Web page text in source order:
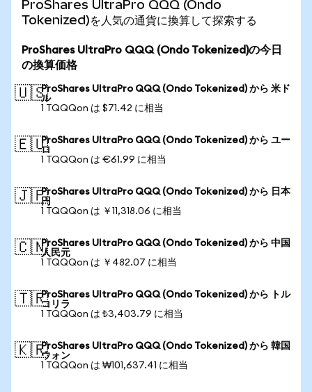
ProShares UltraPro QQQ (Ondo
Tokenized)を人気の通貨に換算して探索する
ProShares UltraPro QQQ (Ondo Tokenized)の今日
の換算価格
🇺🇸ProShares UltraPro QQQ (Ondo Tokenized) から 米ド
ル
1 TQQQon は $71.42 に相当
🇪🇺ProShares UltraPro QQQ (Ondo Tokenized) から ユー
ロ
1 TQQQon は €61.99 に相当
🇯🇵ProShares UltraPro QQQ (Ondo Tokenized) から 日本
円
1 TQQQon は ￥11,318.06 に相当
🇨🇳ProShares UltraPro QQQ (Ondo Tokenized) から 中国
人民元
1 TQQQon は ￥482.07 に相当
🇹🇷ProShares UltraPro QQQ (Ondo Tokenized) から トル
コリラ
1 TQQQon は ₺3,403.79 に相当
🇰🇷ProShares UltraPro QQQ (Ondo Tokenized) から 韓国
ウォン
1 TQQQon は ₩101,637.41 に相当